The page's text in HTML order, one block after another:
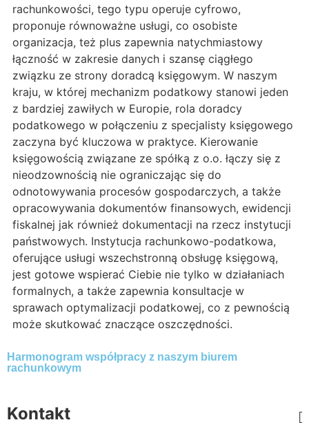
rachunkowości, tego typu operuje cyfrowo,
proponuje równoważne usługi, co osobiste
organizacja, też plus zapewnia natychmiastowy
łączność w zakresie danych i szansę ciągłego
związku ze strony doradcą księgowym. W naszym
kraju, w której mechanizm podatkowy stanowi jeden
z bardziej zawiłych w Europie, rola doradcy
podatkowego w połączeniu z specjalisty księgowego
zaczyna być kluczowa w praktyce. Kierowanie
księgowością związane ze spółką z o.o. łączy się z
nieodzownością nie ograniczając się do
odnotowywania procesów gospodarczych, a także
opracowywania dokumentów finansowych, ewidencji
fiskalnej jak również dokumentacji na rzecz instytucji
państwowych. Instytucja rachunkowo-podatkowa,
oferujące usługi wszechstronną obsługę księgową,
jest gotowe wspierać Ciebie nie tylko w działaniach
formalnych, a także zapewnia konsultacje w
sprawach optymalizacji podatkowej, co z pewnością
może skutkować znaczące oszczędności.
Harmonogram współpracy z naszym biurem
rachunkowym
Kontakt